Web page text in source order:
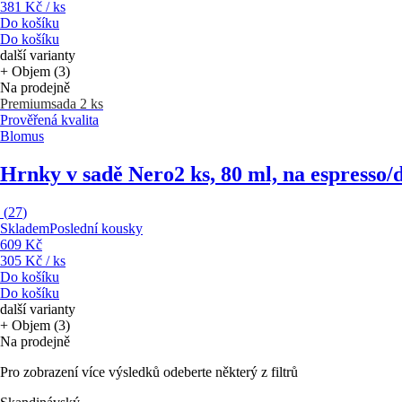
381 Kč / ks
Do košíku
Do košíku
další varianty
+ Objem (3)
Na prodejně
Premiumsada 2 ks
Prověřená kvalita
Blomus
Hrnky v sadě Nero2 ks, 80 ml, na espresso/
(27)
SklademPoslední kousky
609 Kč
305 Kč / ks
Do košíku
Do košíku
další varianty
+ Objem (3)
Na prodejně
Pro zobrazení více výsledků odeberte některý z filtrů